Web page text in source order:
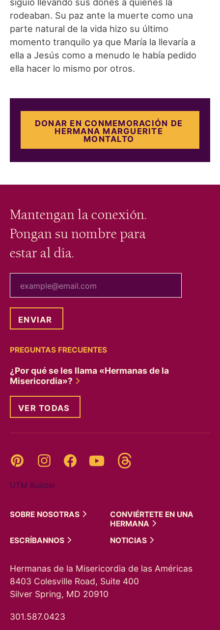
rodeaban. Su paz ante la muerte como una
parte natural de la vida hizo su último
momento tranquilo ya que María la llevaría a
ella a Jesús como a menudo le había pedido
ella hacer lo mismo por otros.
DONAR EN CONMEMORACIÓN DE
HERMANA MARGUERITE
MONTALTO
Mantengan la conexión.
Pongan su nombre para
estar al día.
PREGUNTAS FRECUENTES
¿Por qué se les llama «Hermanas de la
Misericordia»?
VER TODAS
Pinterest InstagramFacebookYouTube
UTM Builder
SOBRE NOSOTRAS
CONVIÉRTETE EN UNA
HERMANA
ESCRÍBANNOS
NOTICIAS
Hermanas de la Misericordia de las Américas
8403 Colesville Road, Suite 400
Silver Spring, MD 20910
301.587.0423